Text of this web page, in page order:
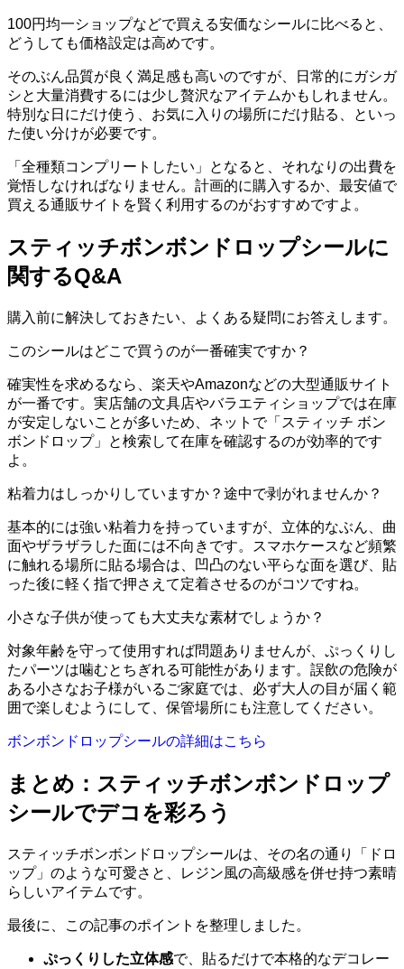
100円均一ショップなどで買える安価なシールに比べると、
どうしても価格設定は高めです。
そのぶん品質が良く満足感も高いのですが、日常的にガシガ
シと大量消費するには少し贅沢なアイテムかもしれません。
特別な日にだけ使う、お気に入りの場所にだけ貼る、といっ
た使い分けが必要です。
「全種類コンプリートしたい」となると、それなりの出費を
覚悟しなければなりません。計画的に購入するか、最安値で
買える通販サイトを賢く利用するのがおすすめですよ。
スティッチボンボンドロップシールに
関するQ&A
購入前に解決しておきたい、よくある疑問にお答えします。
このシールはどこで買うのが一番確実ですか？
確実性を求めるなら、楽天やAmazonなどの大型通販サイト
が一番です。実店舗の文具店やバラエティショップでは在庫
が安定しないことが多いため、ネットで「スティッチ ボン
ボンドロップ」と検索して在庫を確認するのが効率的です
よ。
粘着力はしっかりしていますか？途中で剥がれませんか？
基本的には強い粘着力を持っていますが、立体的なぶん、曲
面やザラザラした面には不向きです。スマホケースなど頻繁
に触れる場所に貼る場合は、凹凸のない平らな面を選び、貼
った後に軽く指で押さえて定着させるのがコツですね。
小さな子供が使っても大丈夫な素材でしょうか？
対象年齢を守って使用すれば問題ありませんが、ぷっくりし
たパーツは噛むとちぎれる可能性があります。誤飲の危険が
ある小さなお子様がいるご家庭では、必ず大人の目が届く範
囲で楽しむようにして、保管場所にも注意してください。
ボンボンドロップシールの詳細はこちら
まとめ：スティッチボンボンドロップ
シールでデコを彩ろう
スティッチボンボンドロップシールは、その名の通り「ドロ
ップ」のような可愛さと、レジン風の高級感を併せ持つ素晴
らしいアイテムです。
最後に、この記事のポイントを整理しました。
ぷっくりした立体感で、貼るだけで本格的なデコレー